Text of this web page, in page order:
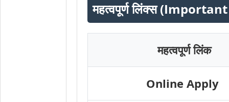
महत्वपूर्ण लिंक्स
महत्वपूर्ण लिंक
Online Apply